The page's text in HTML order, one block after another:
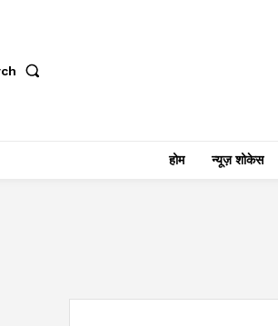
होम न्यूज़ शोकेस